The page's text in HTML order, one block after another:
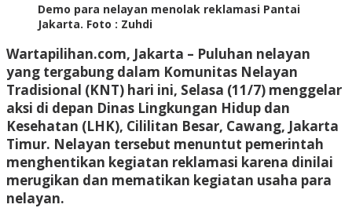
Demo para nelayan menolak reklamasi Pantai
Jakarta. Foto : Zuhdi
Wartapilihan.com, Jakarta – Puluhan nelayan
yang tergabung dalam Komunitas Nelayan
Tradisional (KNT) hari ini, Selasa (11/7) menggelar
aksi di depan Dinas Lingkungan Hidup dan
Kesehatan (LHK), Cililitan Besar, Cawang, Jakarta
Timur. Nelayan tersebut menuntut pemerintah
menghentikan kegiatan reklamasi karena dinilai
merugikan dan mematikan kegiatan usaha para
nelayan.